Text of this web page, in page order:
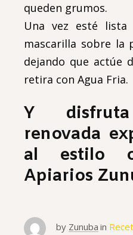
queden grumos.
Una vez esté
mascarilla sobre
dejando que actúe
retira con Agua Fria.
Y
renovada
al estilo
Apiarios
by Zunuba in